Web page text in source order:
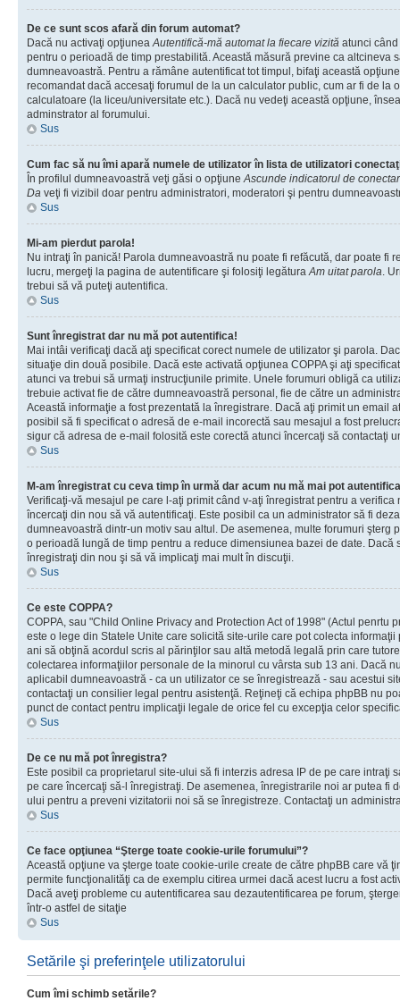
De ce sunt scos afară din forum automat?
Dacă nu activaţi opţiuneaAutentifică-mă automat la fiecare vizită atunci
pentru o perioadă de timp prestabilită. Această măsură previne ca altcineva
dumneavoastră. Pentru a rămâne autentificat tot timpul, bifaţi această
recomandat dacă accesaţi forumul de la un calculator public, cum ar fi de la
calculatoare (la liceu/universitate etc.). Dacă nu vedeţi această opţiune,
adminstrator al forumului.
Sus
Cum fac să nu îmi apară numele de utilizator în lista de utilizatori
În profilul dumneavoastră veţi găsi o opţiuneAscunde indicatorul de
Da veţi fi vizibil doar pentru administratori, moderatori şi pentru
Sus
Mi-am pierdut parola!
Nu intraţi în panică! Parola dumneavoastră nu poate fi refăcută, dar poate fi
lucru, mergeţi la pagina de autentificare şi folosiţi legăturaAm uitat parola.
trebui să vă puteţi autentifica.
Sus
Sunt înregistrat dar nu mă pot autentifica!
Mai intâi verificaţi dacă aţi specificat corect numele de utilizator şi parola.
situaţie din două posibile. Dacă este activată opţiunea COPPA şi aţi
atunci va trebui să urmaţi instrucţiunile primite. Unele forumuri obligă ca
trebuie activat fie de către dumneavoastră personal, fie de către un
Această informaţie a fost prezentată la înregistrare. Dacă aţi primit un email
posibil să fi specificat o adresă de e-mail incorectă sau mesajul a fost
sigur că adresa de e-mail folosită este corectă atunci încercaţi să contactaţi
Sus
M-am înregistrat cu ceva timp în urmă dar acum nu mă mai pot
Verificaţi-vă mesajul pe care l-aţi primit când v-aţi înregistrat pentru a
încercaţi din nou să vă autentificaţi. Este posibil ca un administrator să fi
dumneavoastră dintr-un motiv sau altul. De asemenea, multe forumuri şterg
o perioadă lungă de timp pentru a reduce dimensiunea bazei de date. Dacă
înregistraţi din nou şi să vă implicaţi mai mult în discuţii.
Sus
Ce este COPPA?
COPPA, sau "Child Online Privacy and Protection Act of 1998" (Actul penrtu
este o lege din Statele Unite care solicită site-urile care pot colecta
ani să obţină acordul scris al părinţilor sau altă metodă legală prin care
colectarea informaţiilor personale de la minorul cu vârsta sub 13 ani. Dacă
aplicabil dumneavoastră - ca un utilizator ce se înregistrează - sau acestui
contactaţi un consilier legal pentru asistenţă. Reţineţi că echipa phpBB nu
punct de contact pentru implicaţii legale de orice fel cu excepţia celor
Sus
De ce nu mă pot înregistra?
Este posibil ca proprietarul site-ului să fi interzis adresa IP de pe care intraţi
pe care încercaţi să-l înregistraţi. De asemenea, înregistrarile noi ar putea fi
ului pentru a preveni vizitatorii noi să se înregistreze. Contactaţi un
Sus
Ce face opţiunea “Şterge toate cookie-urile forumului”?
Această opţiune va şterge toate cookie-urile create de către phpBB care vă
permite funcţionalităţi ca de exemplu citirea urmei dacă acest lucru a fost
Dacă aveţi probleme cu autentificarea sau dezautentificarea pe forum,
într-o astfel de sitaţie
Sus
Setările şi preferinţele utilizatorului
Cum îmi schimb setările?